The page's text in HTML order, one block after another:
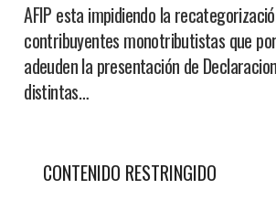
AFIP esta impidiendo la
contribuyentes monotributistas que
adeuden la presentación de
distintas…
CONTENIDO RESTRINGIDO